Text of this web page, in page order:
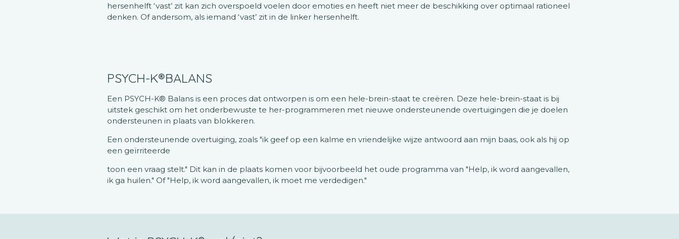
hersenhelft ‘vast’ zit kan zich overspoeld voelen door emoties en heeft niet meer de beschikking over optimaal rationeel
denken. Of andersom, als iemand ‘vast’ zit in de linker hersenhelft.
PSYCH-K®BALANS
Een PSYCH-K® Balans is een proces dat ontworpen is om een hele-brein-staat te creëren. Deze hele-brein-staat is bij
uitstek geschikt om het onderbewuste te her-programmeren met nieuwe ondersteunende overtuigingen die je doelen
ondersteunen in plaats van blokkeren.
Een ondersteunende overtuiging, zoals "ik geef op een kalme en vriendelijke wijze antwoord aan mijn baas, ook als hij op
een geïrriteerde
toon een vraag stelt." Dit kan in de plaats komen voor bijvoorbeeld het oude programma van "Help, ik word aangevallen,
ik ga huilen." Of "Help, ik word aangevallen, ik moet me verdedigen."